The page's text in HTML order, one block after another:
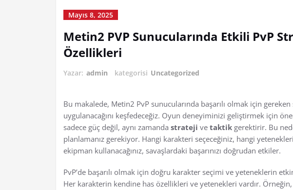
Mayıs 8, 2025
Metin2 PVP Sunucularında Etkili PvP
Özellikleri
Yazar: admin kategorisi Uncategorized
Bu makalede, Metin2 PvP sunucularında başarılı olmak için
uygulanacağını keşfedeceğiz. Oyun deneyiminizi geliştirmek için
sadece güç değil, aynı zamanda strateji ve taktik gerektirir. Bu
planlamanız gerekiyor. Hangi karakteri seçeceğiniz, hangi
ekipman kullanacağınız, savaşlardaki başarınızı doğrudan etkiler.
PvP’de başarılı olmak için doğru karakter seçimi ve yeteneklerin
Her karakterin kendine has özellikleri ve yetenekleri vardır. Örneğin,